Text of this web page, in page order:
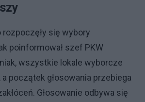
rozpoczęły się wybory
poinformował szef PKW
wszystkie lokale wyborcze
początek głosowania przebiega
Głosowanie odbywa się